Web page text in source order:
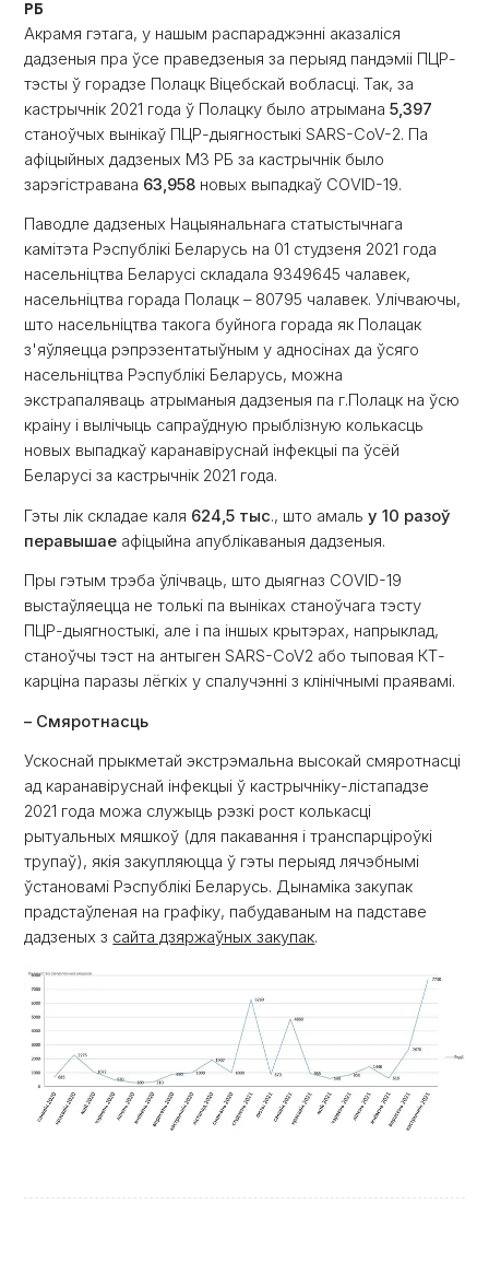
РБ
Акрамя гэтага, у нашым распараджэнні аказаліся
дадзеныя пра ўсе праведзеныя за перыяд пандэміі ПЦР-
тэсты ў горадзе Полацк Віцебскай вобласці. Так, за
кастрычнік 2021 года ў Полацку было атрымана5,397
станоўчых вынікаў ПЦР-дыягностыкі SARS-CoV-2. Па
афіцыйных дадзеных МЗ РБ за кастрычнік было
зарэгістравана 63,958 новых выпадкаў COVID-19.
Паводле дадзеных Нацыянальнага статыстычнага
камітэта Рэспублікі Беларусь на 01 студзеня 2021 года
насельніцтва Беларусі складала 9349645 чалавек,
насельніцтва горада Полацк – 80795 чалавек. Улічваючы,
што насельніцтва такога буйнога горада як Полацак
з'яўляецца рэпрэзентатыўным у адносінах да ўсяго
насельніцтва Рэспублікі Беларусь, можна
экстрапаляваць атрыманыя дадзеныя па г.Полацк на ўсю
краіну і вылічыць сапраўдную прыблізную колькасць
новых выпадкаў каранавіруснай інфекцыі па ўсёй
Беларусі за кастрычнік 2021 года.
Гэты лік складае каля 624,5 тыс., што амальу 10 разоў
перавышае афіцыйна апублікаваныя дадзеныя.
Пры гэтым трэба ўлічваць, што дыягназ COVID-19
выстаўляецца не толькі па выніках станоўчага тэсту
ПЦР-дыягностыкі, але і па іншых крытэрах, напрыклад,
станоўчы тэст на антыген SARS-CoV2 або тыповая КТ-
карціна паразы лёгкіх у спалучэнні з клінічнымі праявамі.
– Смяротнасць
Ускоснай прыкметай экстрэмальна высокай смяротнасці
ад каранавіруснай інфекцыі ў кастрычніку-лістападзе
2021 года можа служыць рэзкі рост колькасці
рытуальных мяшкоў (для пакавання і транспарціроўкі
трупаў), якія закупляюцца ў гэты перыяд лячэбнымі
ўстановамі Рэспублікі Беларусь. Дынаміка закупак
прадстаўленая на графіку, пабудаваным на падставе
дадзеных з сайта дзяржаўных закупак.